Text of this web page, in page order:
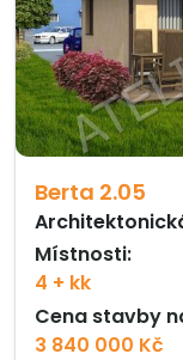
Berta 2.05
Místnosti:
4 + kk
Cena stavby
3 840 000 Kč